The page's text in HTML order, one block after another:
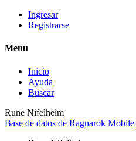
Ingresar
Registrarse
Menu
Inicio
Ayuda
Buscar
Rune Nifelheim
Base de datos de Ragnarok Mobile